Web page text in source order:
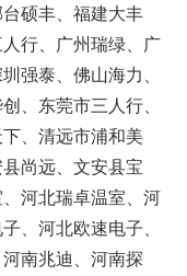
硕丰、福建大丰
行、广州瑞绿、广
强泰、佛山海力、
、东莞市三人行、
、清远市浦和美
尚远、文安县宝
河北瑞卓温室、河
、河北欧速电子、
南兆迪、河南探